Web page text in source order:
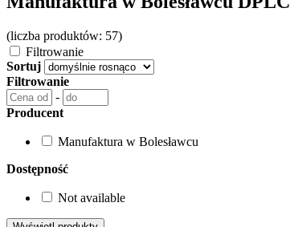
(liczba produktów: 57)
Filtrowanie
Sortuj
Filtrowanie
-
Producent
Manufaktura w Bolesławcu
Dostępność
Not available